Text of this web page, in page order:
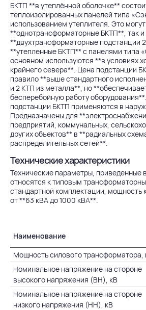
БКТП **в утеплённой оболочке**
теплоизолированных панелей типа
использованием утеплителя. Это
**однотрансформаторные БКТП**, так и
**двухтрансформаторные подстанции
**утепленные БКТП** с панелями типа
основном используются **в условиях
крайнего севера**. Цена подстанции
правило **выше стандартного
и 2 КТП из металла**, но
бесперебойную работу
подстанции БКТП применяются в
Предназначены для
предприятий, коммунальных,
других объектов** в **радиальных
распределительных сетей**.
Технические характеристики
Технические параметры, приведенные
относятся к типовым
стандартной комплектации, мощность
от **63 кВА до 1000 кВА**.
Наименование
Мощность силового трансформатора,
Номинальное напряжение на стороне
высокого напряжения (ВН), кВ
Номинальное напряжение на стороне
низкого напряжения (НН), кВ